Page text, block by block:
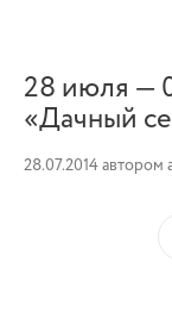
28 июля —
«Дачный
28.07.2014автором